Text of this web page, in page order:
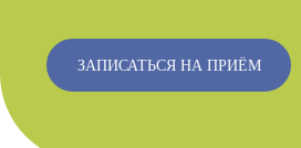
ЗАПИСАТЬСЯ НА ПРИЁМ